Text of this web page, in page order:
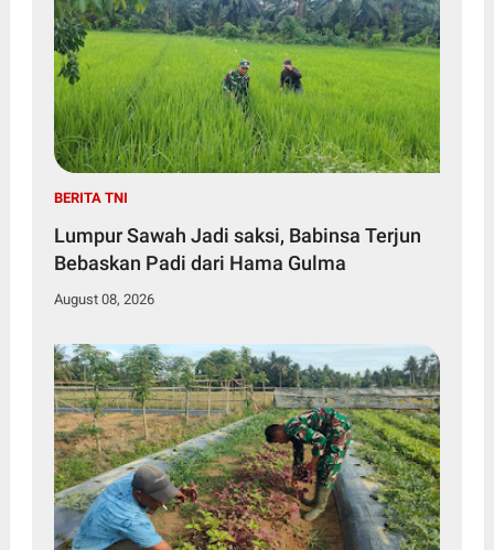
BERITA TNI
Lumpur Sawah Jadi saksi, Babinsa Terjun
Bebaskan Padi dari Hama Gulma
August 08, 2026